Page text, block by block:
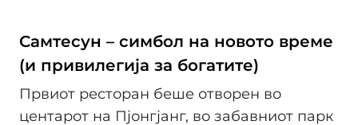
Самтесун – симбол на новото време
(и привилегија за богатите)
Првиот ресторан беше отворен во
центарот на Пјонгјанг, во забавниот парк